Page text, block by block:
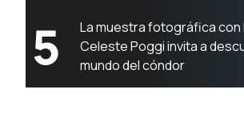
5
La muestra fotográfica con
Celeste Poggi invita a
mundo del cóndor